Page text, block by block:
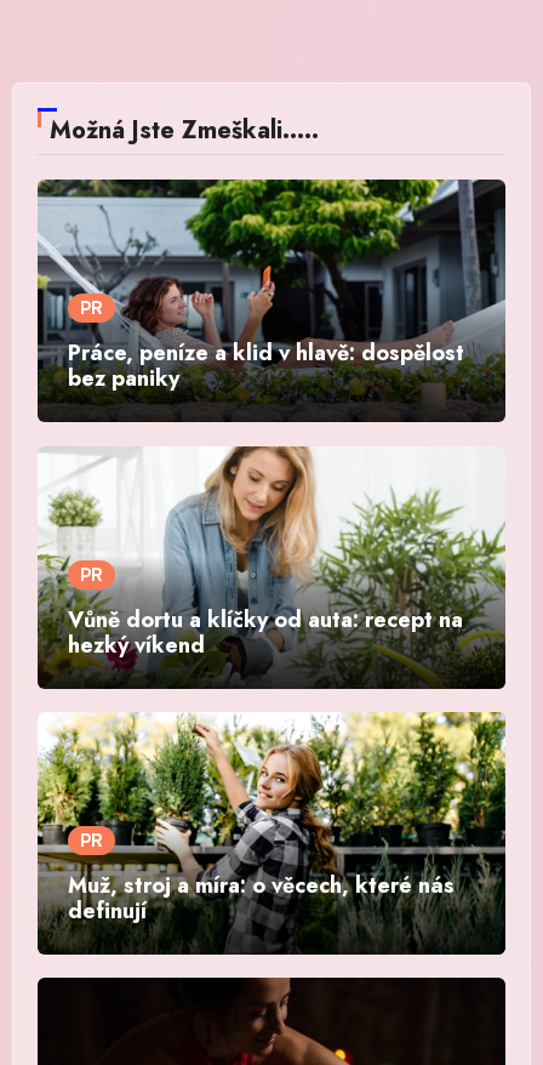
Možná Jste Zmeškali.....
PR
Práce, peníze a klid v hlavě: dospělost
bez paniky
PR
Vůně dortu a klíčky od auta: recept na
hezký víkend
PR
Muž, stroj a míra: o věcech, které nás
definují